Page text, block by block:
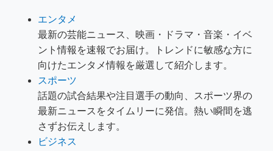
エンタメ
最新の芸能ニュース、映画・ドラマ・音楽・イベ
ント情報を速報でお届け。トレンドに敏感な方に
向けたエンタメ情報を厳選して紹介します。
スポーツ
話題の試合結果や注目選手の動向、スポーツ界の
最新ニュースをタイムリーに発信。熱い瞬間を逃
さずお伝えします。
ビジネス